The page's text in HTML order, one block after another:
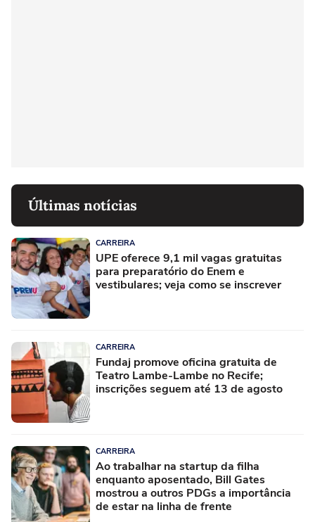
Últimas notícias
CARREIRA
UPE oferece 9,1 mil vagas gratuitas
para preparatório do Enem e
vestibulares; veja como se inscrever
CARREIRA
Fundaj promove oficina gratuita de
Teatro Lambe-Lambe no Recife;
inscrições seguem até 13 de agosto
CARREIRA
Ao trabalhar na startup da filha
enquanto aposentado, Bill Gates
mostrou a outros PDGs a importância
de estar na linha de frente